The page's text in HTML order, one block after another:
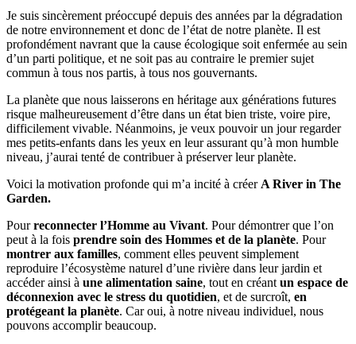
Je suis sincèrement préoccupé depuis des années par la dégradation
de notre environnement et donc de l’état de notre planète. Il est
profondément navrant que la cause écologique soit enfermée au sein
d’un parti politique, et ne soit pas au contraire le premier sujet
commun à tous nos partis, à tous nos gouvernants.
La planète que nous laisserons en héritage aux générations futures
risque malheureusement d’être dans un état bien triste, voire pire,
difficilement vivable. Néanmoins, je veux pouvoir un jour regarder
mes petits-enfants dans les yeux en leur assurant qu’à mon humble
niveau, j’aurai tenté de contribuer à préserver leur planète.
Voici la motivation profonde qui m’a incité à créer A River in The
Garden.
Pourreconnecter l’Homme au Vivant. Pour démontrer que l’on
peut à la fois prendre soin des Hommes et de la planète. Pour
montrer aux familles, comment elles peuvent simplement
reproduire l’écosystème naturel d’une rivière dans leur jardin et
accéder ainsi à une alimentation saine, tout en créant un espace de
déconnexion avec le stress du quotidien, et de surcroît, en
protégeant la planète. Car oui, à notre niveau individuel, nous
pouvons accomplir beaucoup.